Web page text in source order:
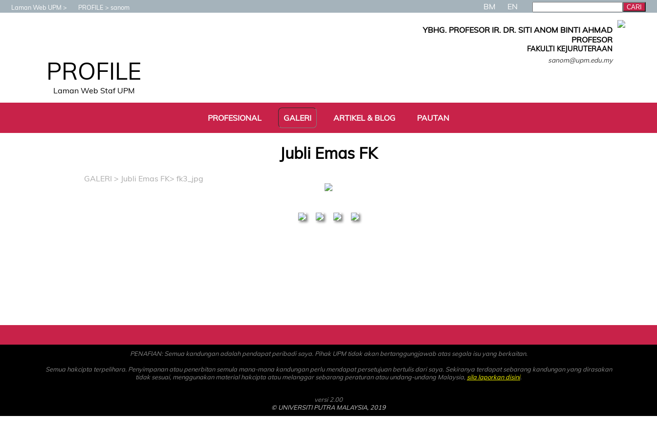
Laman Web UPM PROFILE sanom BM EN
PROFILE
Laman Web Staf UPM
YBHG. PROFESOR IR. DR. SITI ANOM BINTI AHMAD
PROFESOR
FAKULTI KEJURUTERAAN
sanom@upm.edu.my
PROFESIONAL GALERI ARTIKEL & BLOG PAUTAN
Jubli Emas FK
GALERI > Jubli Emas FK> fk3_jpg
PENAFIAN: Semua kandungan adalah pendapat peribadi saya. Pihak UPM tidak akan bertanggungjawab atas segala isu yang berkaitan.
Semua hakcipta terpelihara. Penyimpanan atau penerbitan semula mana-mana kandungan perlu mendapat persetujuan bertulis dari saya. Sekiranya terdapat sebarang kandungan yang dirasakan
tidak sesuai, menggunakan material hakcipta atau melanggar sebarang peraturan atau undang-undang Malaysia, sila laporkan disini.
versi 2.00
© UNIVERSITI PUTRA MALAYSIA, 2019